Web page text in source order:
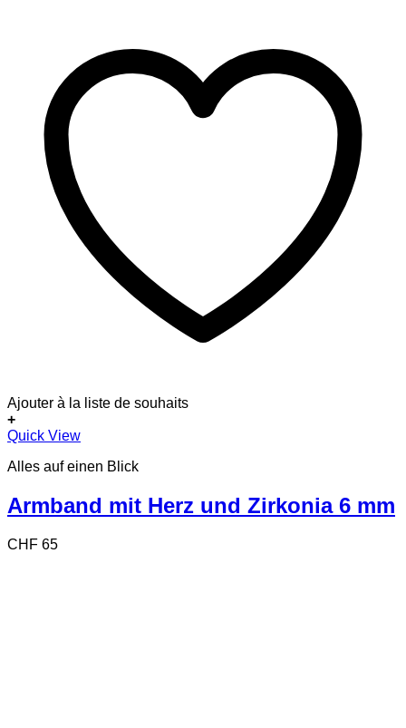
Ajouter à la liste de souhaits
+
Quick View
Alles auf einen Blick
Armband mit Herz und Zirkonia 6 mm
CHF 65